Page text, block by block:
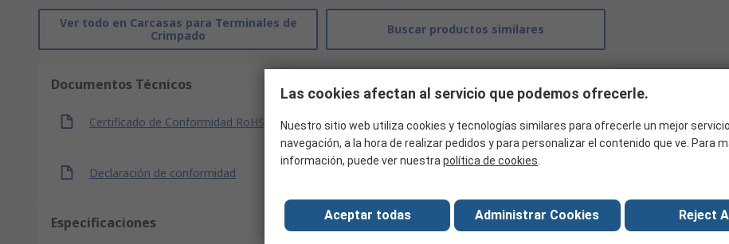
Ver todo en Carcasas para Terminales de
Crimpado
Buscar productos similares
Documentos Técnicos
Certificado de Conformidad RoHS
Declaración de conformidad
Especificaciones
Las cookies afectan al servicio que podemos ofrecerle.
Nuestro sitio web utiliza cookies y tecnologías similares para ofrecerle un mejor
navegación, a la hora de realizar pedidos y para personalizar el contenido que ve. Para
información, puede ver nuestra política de cookies
Aceptar todas Administrar Cookies Reject